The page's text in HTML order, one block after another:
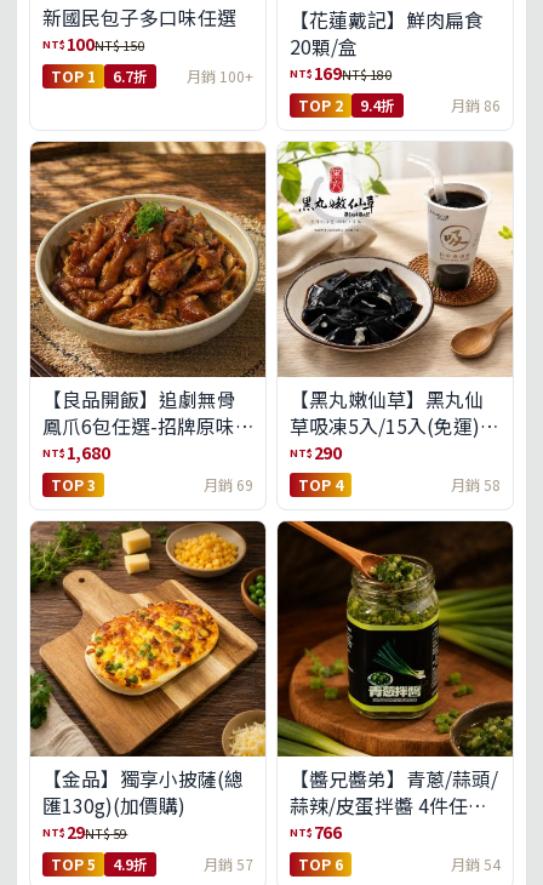
新國民包子多口味任選
NT$ 100NT$ 150
TOP 1 6.7折 月銷 100+
【花蓮戴記】鮮肉扁食
20顆/盒
NT$ 169NT$ 180
TOP 2 9.4折 月銷 86
【良品開飯】追劇無骨
鳳爪6包任選-招牌原味/
濃濃蒜香/過癮麻辣(免運
組)
NT$ 1,680
TOP 3 月銷 69
【黑丸嫩仙草】黑丸仙
草吸凍5入/15入(免運)
(預購中8/14出貨)
NT$ 290
TOP 4 月銷 58
【金品】獨享小披薩(總
匯130g)(加價購)
NT$ 29NT$ 59
TOP 5 4.9折 月銷 57
【醬兄醬弟】青蔥/蒜頭/
蒜辣/皮蛋拌醬 4件任選
(免運組)
NT$ 766
TOP 6 月銷 54